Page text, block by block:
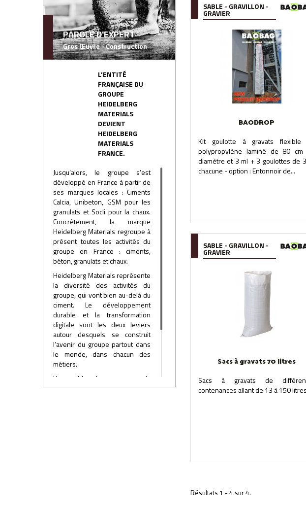
PAROLE D'EXPERT
Gros Œuvre - Construction
L’ENTITÉ
FRANÇAISE DU
GROUPE
HEIDELBERG
MATERIALS
DEVIENT
HEIDELBERG
MATERIALS
FRANCE.
Jusqu’alors, le groupe s’est
développé en France à partir de
ses marques locales : Ciments
Calcia, Unibeton, GSM pour les
granulats et Socli pour la chaux.
Concrètement, la marque
Heidelberg Materials regroupe à
présent toutes les activités du
groupe en France : ciments,
béton, granulats et chaux.
Heidelberg Materials représente
la diversité des activités du
groupe, qui vont bien au-delà du
ciment. Le développement
durable et la transformation
digitale sont les deux leviers
autour desquels se construit
l’avenir du groupe partout dans
le monde, dans chacun des
métiers.
L’ensemble des marques du
groupe au niveau mondial, et
SABLE - GRAVILLON -
GRAVIER
BAODROP
Kit goulotte à gravats flexible
polypropylène laminé de 80
diamètre et 3 ml + 3 goulottes de
chacune - option : Entonnoir de...
SABLE - GRAVILLON -
GRAVIER
Sacs à gravats 70 litres
Sacs à gravats de
contenances allant de 13 à 150 litres
Résultats 1 - 4 sur 4.